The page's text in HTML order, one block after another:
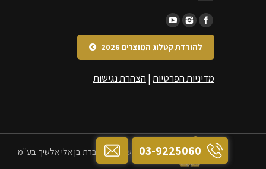
03-9225060
להורדת קטלוג המוצרים 2026
מדיניות הפרטיות | הצהרת נגישות
כל הזכויות שמורות לחברת בן אלי אלשיך בע"מ